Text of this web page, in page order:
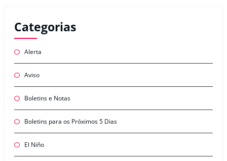
Categorias
Alerta
Aviso
Boletins e Notas
Boletins para os Próximos 5 Dias
El Niño